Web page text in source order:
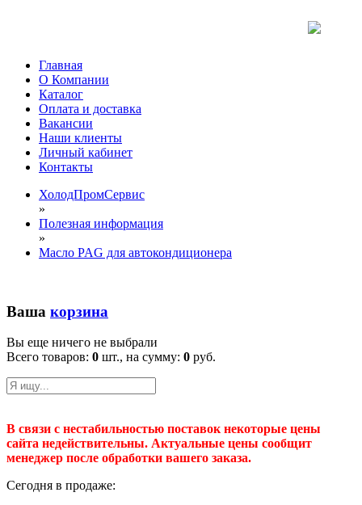
Главная
О Компании
Каталог
Оплата и доставка
Вакансии
Наши клиенты
Личный кабинет
Контакты
ХолодПромСервис
»
Полезная информация
»
Масло PAG для автокондиционера
Ваша корзина
Вы еще ничего не выбрали
Всего товаров: 0 шт., на сумму: 0 руб.
В связи с нестабильностью поставок некоторые цены
сайта недействительны. Актуальные цены сообщит
менеджер после обработки вашего заказа.
Сегодня в продаже: